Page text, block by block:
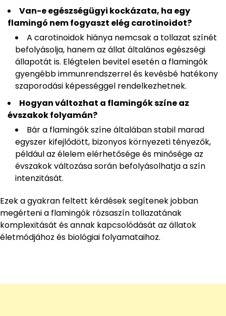
Van-e egészségügyi kockázata, ha egy
flamingó nem fogyaszt elég carotinoidot?
A carotinoidok hiánya nemcsak a tollazat színét
befolyásolja, hanem az állat általános egészségi
állapotát is. Elégtelen bevitel esetén a flamingók
gyengébb immunrendszerrel és kevésbé hatékony
szaporodási képességgel rendelkezhetnek.
Hogyan változhat a flamingók színe az
évszakok folyamán?
Bár a flamingók színe általában stabil marad
egyszer kifejlődött, bizonyos környezeti tényezők,
például az élelem elérhetősége és minősége az
évszakok változása során befolyásolhatja a szín
intenzitását.
Ezek a gyakran feltett kérdések segítenek jobban
megérteni a flamingók rózsaszín tollazatának
komplexitását és annak kapcsolódását az állatok
életmódjához és biológiai folyamataihoz.